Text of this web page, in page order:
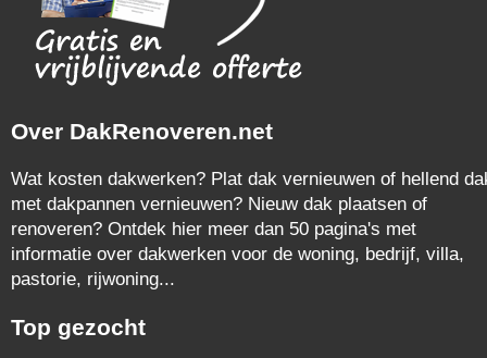
Over DakRenoveren.net
Wat kosten dakwerken? Plat dak vernieuwen of hellend
met dakpannen vernieuwen? Nieuw dak plaatsen of
renoveren? Ontdek hier meer dan 50 pagina's met
informatie over dakwerken voor de woning, bedrijf, villa,
pastorie, rijwoning...
Top gezocht